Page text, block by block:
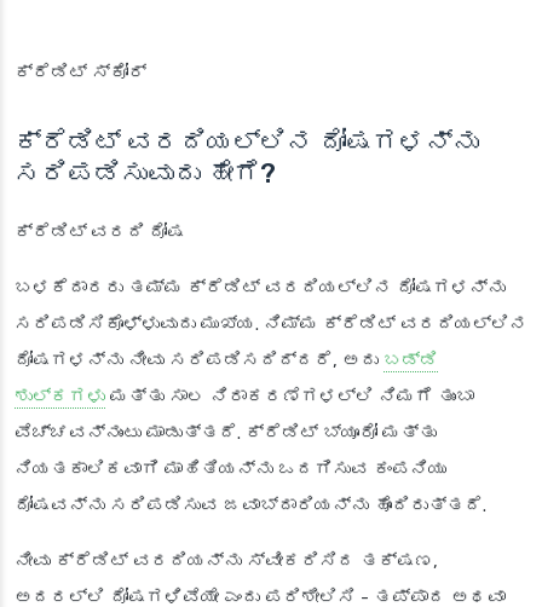
ಕ್ರೆಡಿಟ್ ಸ್ಕೋರ್
ಕ್ರೆಡಿಟ್ ವರದಿಯಲ್ಲಿನ ದೋಷಗಳನ್ನು
ಸರಿಪಡಿಸುವುದು ಹೇಗೆ?
ಕ್ರೆಡಿಟ್ ವರದಿ ದೋಷ
ಬಳಕೆದಾರರು ತಮ್ಮ ಕ್ರೆಡಿಟ್ ವರದಿಯಲ್ಲಿನ ದೋಷಗಳನ್ನು
ಸರಿಪಡಿಸಿಕೊಳ್ಳುವುದು ಮುಖ್ಯ. ನಿಮ್ಮ ಕ್ರೆಡಿಟ್ ವರದಿಯಲ್ಲಿನ
ದೋಷಗಳನ್ನು ನೀವು ಸರಿಪಡಿಸದಿದ್ದರೆ, ಅದು ಬಡ್ಡಿ
ಶುಲ್ಕಗಳು ಮತ್ತು ಸಾಲ ನಿರಾಕರಣೆಗಳಲ್ಲಿ ನಿಮಗೆ ತುಂಬಾ
ವೆಚ್ಚವನ್ನುಂಟು ಮಾಡುತ್ತದೆ. ಕ್ರೆಡಿಟ್ ಬ್ಯೂರೋ ಮತ್ತು
ನಿಯತಕಾಲಿಕವಾಗಿ ಮಾಹಿತಿಯನ್ನು ಒದಗಿಸುವ ಕಂಪನಿಯು
ದೋಷವನ್ನು ಸರಿಪಡಿಸುವ ಜವಾಬ್ದಾರಿಯನ್ನು ಹೊಂದಿರುತ್ತದೆ.
ನೀವು ಕ್ರೆಡಿಟ್ ವರದಿಯನ್ನು ಸ್ವೀಕರಿಸಿದ ತಕ್ಷಣ,
ಅದರಲ್ಲಿ ದೋಷಗಳಿವೆಯೇ ಎಂದು ಪರಿಶೀಲಿಸಿ - ತಪ್ಪಾದ ಅಥವಾ